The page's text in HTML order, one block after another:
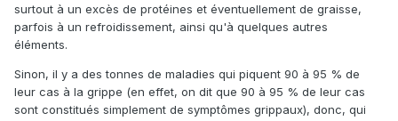
surtout à un excès de protéines et éventuellement de graisse,
parfois à un refroidissement, ainsi qu'à quelques autres
éléments.
Sinon, il y a des tonnes de maladies qui piquent 90 à 95 % de
leur cas à la grippe (en effet, on dit que 90 à 95 % de leur cas
sont constitués simplement de symptômes grippaux), donc, qui